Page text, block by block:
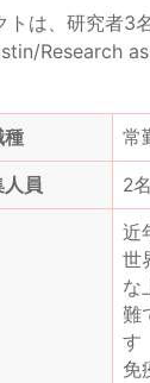
トは、研究者3
Research
種 常
員 2名
近
世
な
難
す
免